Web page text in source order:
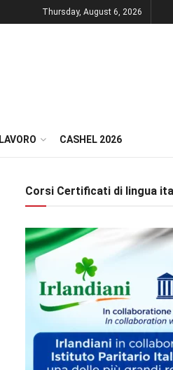
Thursday, August 6, 2026
LAVORO CASHEL 2026
Corsi Certificati di lingua